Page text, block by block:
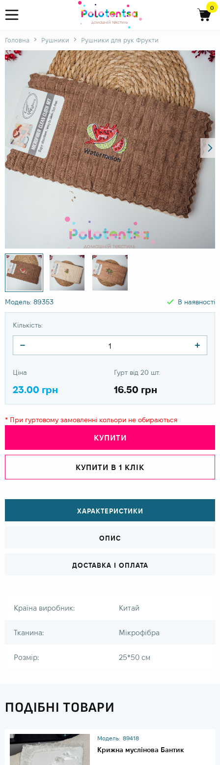
0
Головна Рушники Рушники для рук Фрукти
Модель: 89353 В наявності
Кількість:
Ціна
23.00 грн
Гурт від 20 шт.
16.50 грн
* При гуртовому замовленні кольори не обираються
КУПИТИ
КУПИТИ В 1 КЛІК
ХАРАКТЕРИСТИКИ
ОПИС
ДОСТАВКА І ОПЛАТА
Країна виробник: Китай
Тканина: Мікрофібра
Розмір: 25*50 см
ПОДІБНІ ТОВАРИ
Модель: 89418
Крижна муслінова Бантик